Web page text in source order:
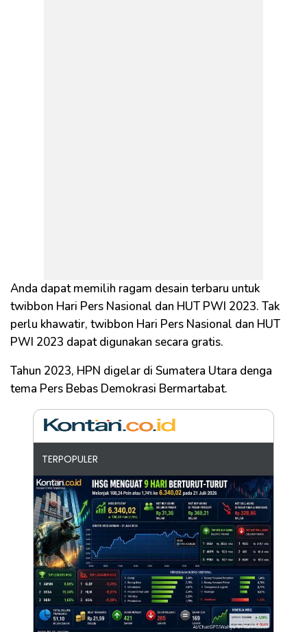
Anda dapat memilih ragam desain terbaru untuk
twibbon Hari Pers Nasional dan HUT PWI 2023. Tak
perlu khawatir, twibbon Hari Pers Nasional dan HUT
PWI 2023 dapat digunakan secara gratis.
Tahun 2023, HPN digelar di Sumatera Utara denga
tema Pers Bebas Demokrasi Bermartabat.
TERPOPULER